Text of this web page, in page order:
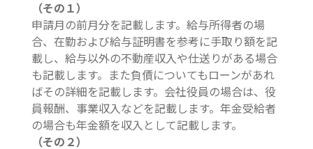
（その１）
申請月の前月分を記載します。給与所得者の場
合、在勤および給与証明書を参考に手取り額を記
載し、給与以外の不動産収入や仕送りがある場合
も記載します。また負債についてもローンがあれ
ばその詳細を記載します。会社役員の場合は、役
員報酬、事業収入などを記載します。年金受給者
の場合も年金額を収入として記載します。
（その２）